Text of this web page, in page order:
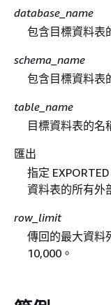
database_name
包含目標資料表
schema_name
包含目標資料表
table_name
目標資料表的名
匯出
指定
資料表的所有外
row_limit
傳回的最大資料
10,000。